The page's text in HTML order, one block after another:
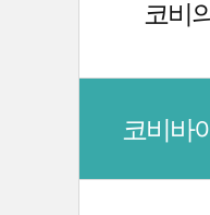
코비
코비바